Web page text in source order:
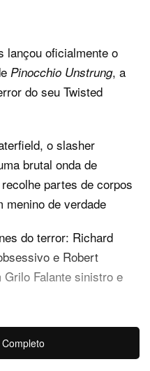
lançou oficialmente o
Pinocchio Unstrung, a
do seu Twisted
o slasher
brutal onda de
partes de corpos
menino de verdade
do terror: Richard
e Robert
Falante sinistro e
the-Pooh: Blood and
leva oficialmente